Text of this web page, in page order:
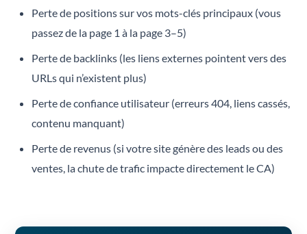
Perte de positions sur vos mots-clés principaux (vous
passez de la page 1 à la page 3–5)
Perte de backlinks (les liens externes pointent vers des
URLs qui n’existent plus)
Perte de confiance utilisateur (erreurs 404, liens cassés,
contenu manquant)
Perte de revenus (si votre site génère des leads ou des
ventes, la chute de trafic impacte directement le CA)